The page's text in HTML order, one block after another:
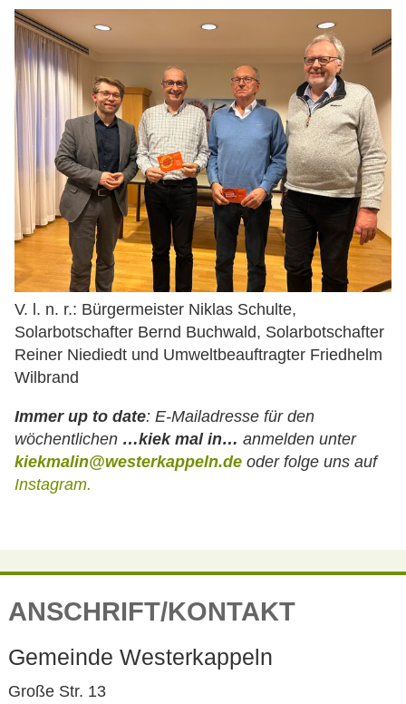
V. l. n. r.: Bürgermeister Niklas Schulte,
Solarbotschafter Bernd Buchwald, Solarbotschafter
Reiner Niediedt und Umweltbeauftragter Friedhelm
Wilbrand
Immer up to date: E-Mailadresse für den
wöchentlichen …kiek mal in… anmelden unter
kiekmalin@westerkappeln.de oder folge uns auf
Instagram.
ANSCHRIFT/KONTAKT
Gemeinde Westerkappeln
Große Str. 13